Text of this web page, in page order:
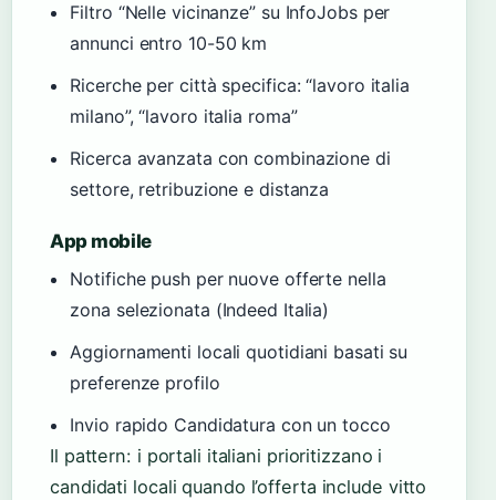
Filtro “Nelle vicinanze” su InfoJobs per
annunci entro 10-50 km
Ricerche per città specifica: “lavoro italia
milano”, “lavoro italia roma”
Ricerca avanzata con combinazione di
settore, retribuzione e distanza
App mobile
Notifiche push per nuove offerte nella
zona selezionata (Indeed Italia)
Aggiornamenti locali quotidiani basati su
preferenze profilo
Invio rapido Candidatura con un tocco
Il pattern: i portali italiani prioritizzano i
candidati locali quando l’offerta include vitto